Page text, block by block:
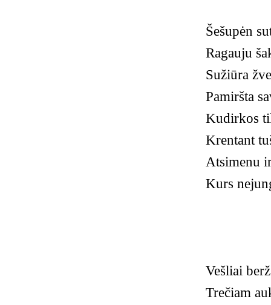
Šešupėn
Ragauju
Sužiūra
Pamiršta
Kudirkos
Krentant
Atsimenu
Kurs
Vešliai
Trečiam